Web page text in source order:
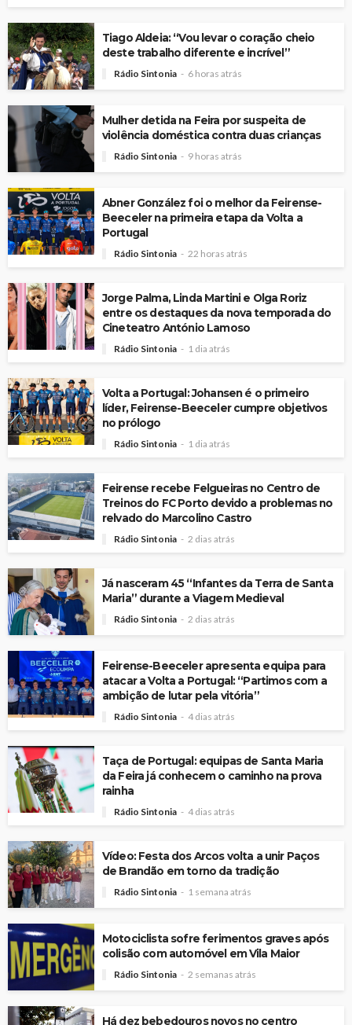
Tiago Aldeia: “Vou levar o coração cheio
deste trabalho diferente e incrível”
Rádio Sintonia 6 horas atrás
Mulher detida na Feira por suspeita de
violência doméstica contra duas crianças
Rádio Sintonia 9 horas atrás
Abner González foi o melhor da Feirense-
Beeceler na primeira etapa da Volta a
Portugal
Rádio Sintonia 22 horas atrás
Jorge Palma, Linda Martini e Olga Roriz
entre os destaques da nova temporada do
Cineteatro António Lamoso
Rádio Sintonia 1 dia atrás
Volta a Portugal: Johansen é o primeiro
líder, Feirense-Beeceler cumpre objetivos
no prólogo
Rádio Sintonia 1 dia atrás
Feirense recebe Felgueiras no Centro de
Treinos do FC Porto devido a problemas no
relvado do Marcolino Castro
Rádio Sintonia 2 dias atrás
Já nasceram 45 “Infantes da Terra de Santa
Maria” durante a Viagem Medieval
Rádio Sintonia 2 dias atrás
Feirense-Beeceler apresenta equipa para
atacar a Volta a Portugal: “Partimos com a
ambição de lutar pela vitória”
Rádio Sintonia 4 dias atrás
Taça de Portugal: equipas de Santa Maria
da Feira já conhecem o caminho na prova
rainha
Rádio Sintonia 4 dias atrás
Vídeo: Festa dos Arcos volta a unir Paços
de Brandão em torno da tradição
Rádio Sintonia 1 semana atrás
Motociclista sofre ferimentos graves após
colisão com automóvel em Vila Maior
Rádio Sintonia 2 semanas atrás
Há dez bebedouros novos no centro